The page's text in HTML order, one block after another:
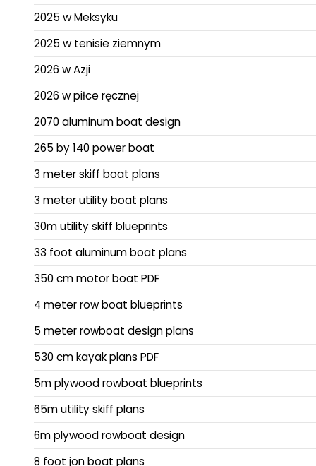
2025 w Meksyku
2025 w tenisie ziemnym
2026 w Azji
2026 w piłce ręcznej
2070 aluminum boat design
265 by 140 power boat
3 meter skiff boat plans
3 meter utility boat plans
30m utility skiff blueprints
33 foot aluminum boat plans
350 cm motor boat PDF
4 meter row boat blueprints
5 meter rowboat design plans
530 cm kayak plans PDF
5m plywood rowboat blueprints
65m utility skiff plans
6m plywood rowboat design
8 foot jon boat plans